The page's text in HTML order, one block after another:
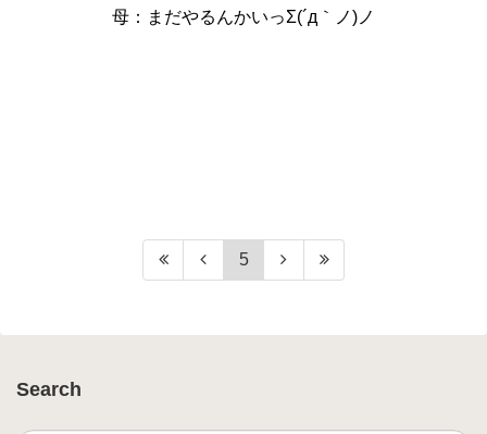
母：まだやるんかいっΣ(´д｀ノ)ノ
5
Search